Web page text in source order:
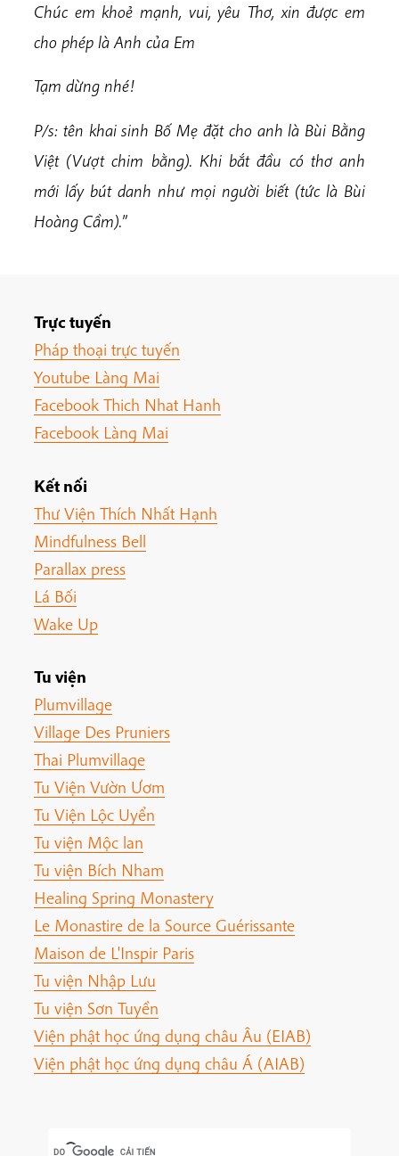
Chúc em khoẻ mạnh, vui, yêu Thơ, xin được em
cho phép là Anh của Em
Tạm dừng nhé!
P/s: tên khai sinh Bố Mẹ đặt cho anh là Bùi Bằng
Việt (Vượt chim bằng). Khi bắt đầu có thơ anh
mới lấy bút danh như mọi người biết (tức là Bùi
Hoàng Cầm).”
Trực tuyến
Pháp thoại trực tuyến
Youtube Làng Mai
Facebook Thich Nhat Hanh
Facebook Làng Mai
Kết nối
Thư Viện Thích Nhất Hạnh
Mindfulness Bell
Parallax press
Lá Bối
Wake Up
Tu viện
Plumvillage
Village Des Pruniers
Thai Plumvillage
Tu Viện Vườn Ươm
Tu Viện Lộc Uyển
Tu viện Mộc lan
Tu viện Bích Nham
Healing Spring Monastery
Le Monastire de la Source Guérissante
Maison de L'Inspir Paris
Tu viện Nhập Lưu
Tu viện Sơn Tuyền
Viện phật học ứng dụng châu Âu (EIAB)
Viện phật học ứng dụng châu Á (AIAB)